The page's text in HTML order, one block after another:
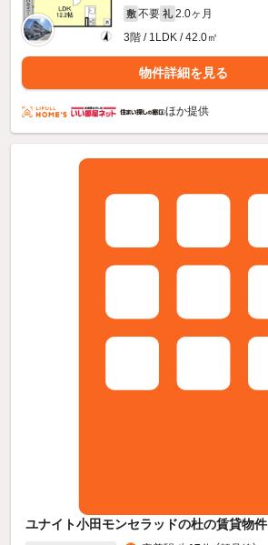
敷 不要 礼 2.0ヶ月
3階 / 1LDK / 42.0㎡
物件詳細を見る
ほか提供
ユナイト小田モンセラッドの杜の賃貸物件